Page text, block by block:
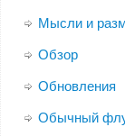
Мысли и
Обзор
Обновления
Обычный